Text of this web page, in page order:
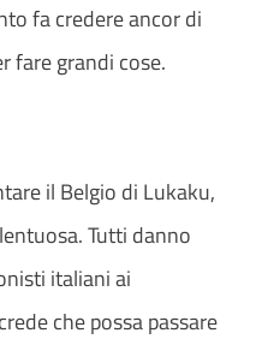
fa credere ancor di
fare grandi cose.
il Belgio di Lukaku,
Tutti danno
italiani ai
che possa passare